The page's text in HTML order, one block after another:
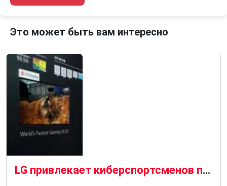
Это может быть вам интересно
LG привлекает киберспортсменов первым 27-дюймовым OLED-монитором с частотой 540 Гц